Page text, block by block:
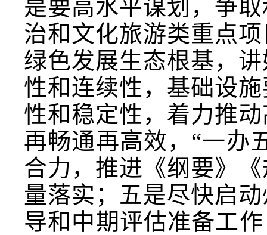
是要高水平谋划，争
治和文化旅游类重点
绿色发展生态根基，
性和连续性，基础设
性和稳定性，着力推
再畅通再高效，“一办
合力，推进《纲要》
量落实；五是尽快启
导和中期评估准备工